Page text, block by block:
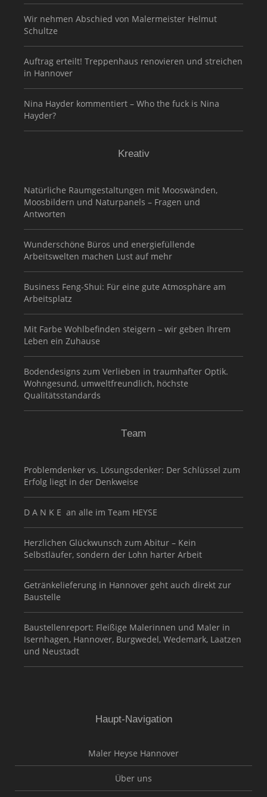
Wir nehmen Abschied von Malermeister Helmut
Schultze
Auftrag erteilt! Treppenhaus renovieren und streichen
in Hannover
Nina Hayder kommentiert – Who the fuck is Nina
Hayder?
Kreativ
Natürliche Raumgestaltungen mit Mooswänden,
Moosbildern und Naturpanels – Fragen und
Antworten
Wunderschöne Büros und energiefüllende
Arbeitswelten machen Lust auf mehr
Business Feng-Shui: Für eine gute Atmosphäre am
Arbeitsplatz
Mit Farbe Wohlbefinden steigern – wir geben Ihrem
Leben ein Zuhause
Bodendesigns zum Verlieben in traumhafter Optik.
Wohngesund, umweltfreundlich, höchste
Qualitätsstandards
Team
Problemdenker vs. Lösungsdenker: Der Schlüssel zum
Erfolg liegt in der Denkweise
D A N K E an alle im Team HEYSE
Herzlichen Glückwunsch zum Abitur – Kein
Selbstläufer, sondern der Lohn harter Arbeit
Getränkelieferung in Hannover geht auch direkt zur
Baustelle
Baustellenreport: Fleißige Malerinnen und Maler in
Isernhagen, Hannover, Burgwedel, Wedemark, Laatzen
und Neustadt
Haupt-Navigation
Maler Heyse Hannover
Über uns